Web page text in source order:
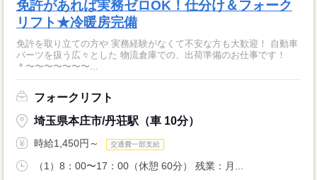
免許があれば実務ゼロOK！仕分け＆フォーク
リフト★冷暖房完備
免許を取り立ての方や 実務経験がなくて不安な方も大歓迎！ 自動車
パーツを扱う広々とした 物流倉庫での、出荷準備のお仕事です！
＊〜〜〜〜〜〜〜...
フォークリフト
埼玉県本庄市/丹荘駅（車 10分）
時給1,450円～ 交通費一部支給
（1）8：00〜17：00（休憩 60分） 残業：月...